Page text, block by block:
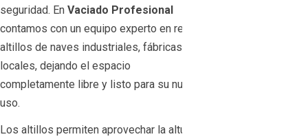
seguridad. En Vaciado Profesional
contamos con un equipo experto en retirar
altillos de naves industriales, fábricas y
locales, dejando el espacio
completamente libre y listo para su nuevo
uso.
Los altillos permiten aprovechar la altura y